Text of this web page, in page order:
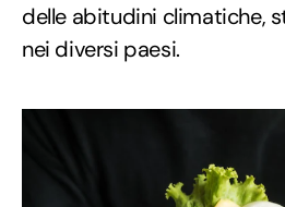
delle abitudini climatiche,
nei diversi paesi.